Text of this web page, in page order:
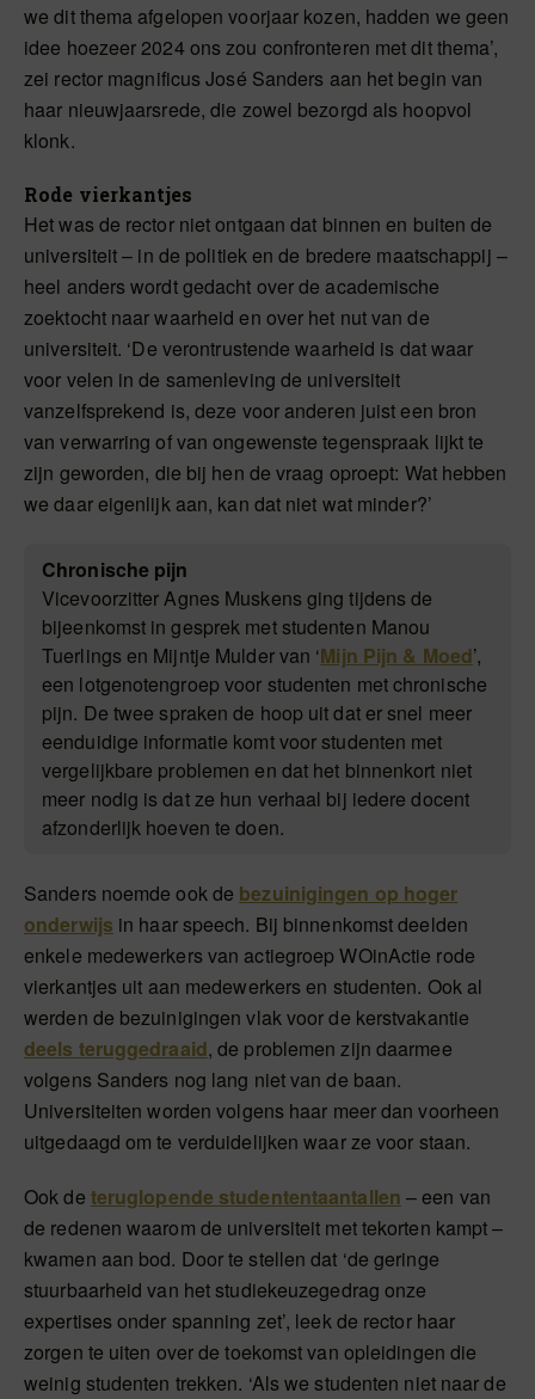
we dit thema afgelopen voorjaar kozen, hadden we geen
idee hoezeer 2024 ons zou confronteren met dit thema’,
zei rector magnificus José Sanders aan het begin van
haar nieuwjaarsrede, die zowel bezorgd als hoopvol
klonk.
Rode vierkantjes
Het was de rector niet ontgaan dat binnen en buiten de
universiteit – in de politiek en de bredere maatschappij –
heel anders wordt gedacht over de academische
zoektocht naar waarheid en over het nut van de
universiteit. ‘De verontrustende waarheid is dat waar
voor velen in de samenleving de universiteit
vanzelfsprekend is, deze voor anderen juist een bron
van verwarring of van ongewenste tegenspraak lijkt te
zijn geworden, die bij hen de vraag oproept: Wat hebben
we daar eigenlijk aan, kan dat niet wat minder?’
Chronische pijn
Vicevoorzitter Agnes Muskens ging tijdens de
bijeenkomst in gesprek met studenten Manou
Tuerlings en Mijntje Mulder van ‘Mijn Pijn & Moed’,
een lotgenotengroep voor studenten met chronische
pijn. De twee spraken de hoop uit dat er snel meer
eenduidige informatie komt voor studenten met
vergelijkbare problemen en dat het binnenkort niet
meer nodig is dat ze hun verhaal bij iedere docent
afzonderlijk hoeven te doen.
Sanders noemde ook de bezuinigingen op hoger
onderwijs in haar speech. Bij binnenkomst deelden
enkele medewerkers van actiegroep WOinActie rode
vierkantjes uit aan medewerkers en studenten. Ook al
werden de bezuinigingen vlak voor de kerstvakantie
deels teruggedraaid, de problemen zijn daarmee
volgens Sanders nog lang niet van de baan.
Universiteiten worden volgens haar meer dan voorheen
uitgedaagd om te verduidelijken waar ze voor staan.
Ook de teruglopende studententaantallen – een van
de redenen waarom de universiteit met tekorten kampt –
kwamen aan bod. Door te stellen dat ‘de geringe
stuurbaarheid van het studiekeuzegedrag onze
expertises onder spanning zet’, leek de rector haar
zorgen te uiten over de toekomst van opleidingen die
weinig studenten trekken. ‘Als we studenten niet naar de